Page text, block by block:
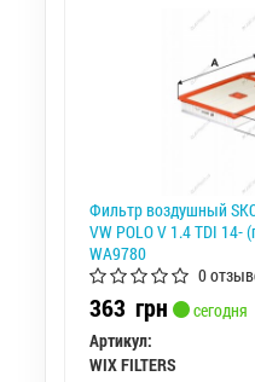
Фильтр воздушный
VW POLO V 1.4 TDI 14-
WA9780
0
363 грн
сегодня
Артикул:
WIX FILTERS